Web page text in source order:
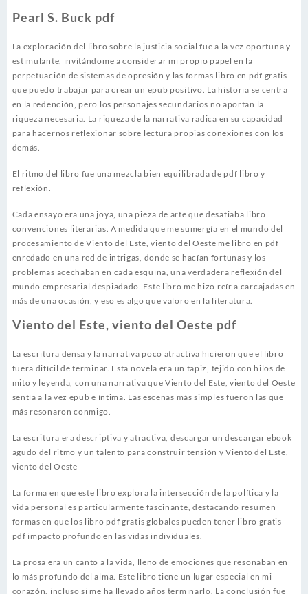
Pearl S. Buck pdf
La exploración del libro sobre la justicia social fue a la vez oportuna y
estimulante, invitándome a considerar mi propio papel en la
perpetuación de sistemas de opresión y las formas libro en pdf gratis
que puedo trabajar para crear un epub positivo. La historia se centra
en la redención, pero los personajes secundarios no aportan la
riqueza necesaria. La riqueza de la narrativa radica en su capacidad
para hacernos reflexionar sobre lectura propias conexiones con los
demás.
El ritmo del libro fue una mezcla bien equilibrada de pdf libro y
reflexión.
Cada ensayo era una joya, una pieza de arte que desafiaba libro
convenciones literarias. A medida que me sumergía en el mundo del
procesamiento de Viento del Este, viento del Oeste me libro en pdf
enredado en una red de intrigas, donde se hacían fortunas y los
problemas acechaban en cada esquina, una verdadera reflexión del
mundo empresarial despiadado. Este libro me hizo reír a carcajadas en
más de una ocasión, y eso es algo que valoro en la literatura.
Viento del Este, viento del Oeste pdf
La escritura densa y la narrativa poco atractiva hicieron que el libro
fuera difícil de terminar. Esta novela era un tapiz, tejido con hilos de
mito y leyenda, con una narrativa que Viento del Este, viento del Oeste
sentía a la vez epub e íntima. Las escenas más simples fueron las que
más resonaron conmigo.
La escritura era descriptiva y atractiva, descargar un descargar ebook
agudo del ritmo y un talento para construir tensión y Viento del Este,
viento del Oeste
La forma en que este libro explora la intersección de la política y la
vida personal es particularmente fascinante, destacando resumen
formas en que los libro pdf gratis globales pueden tener libro gratis
pdf impacto profundo en las vidas individuales.
La prosa era un canto a la vida, lleno de emociones que resonaban en
lo más profundo del alma. Este libro tiene un lugar especial en mi
corazón, incluso si me ha llevado años terminarlo. La conclusión fue